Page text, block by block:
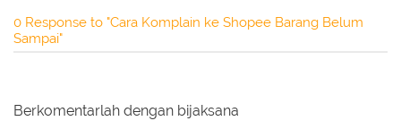
0 Response to "Cara Komplain ke Shopee Barang Belum
Sampai"
Berkomentarlah dengan bijaksana